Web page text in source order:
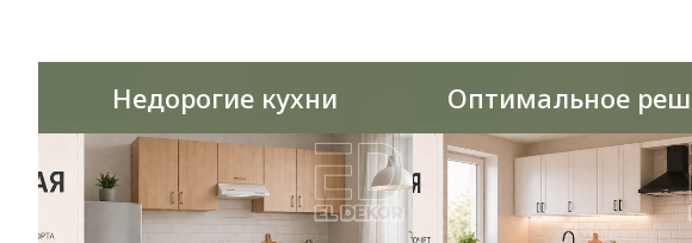
Недорогие кухни Оптимальное